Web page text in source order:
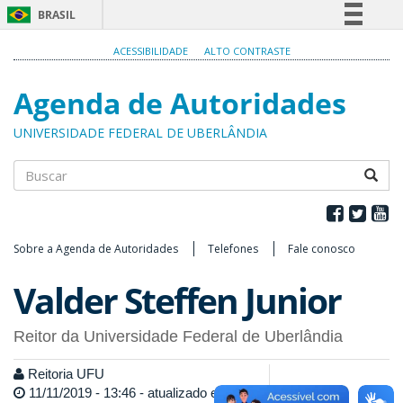
BRASIL
Participe
Acesso à informação
ACESSIBILIDADE ALTO CONTRASTE
Agenda de Autoridades
UNIVERSIDADE FEDERAL DE UBERLÂNDIA
Sobre a Agenda de Autoridades Telefones Fale conosco
Valder Steffen Junior
Reitor da Universidade Federal de Uberlândia
Reitoria UFU
11/11/2019 - 13:46 - atualizado em